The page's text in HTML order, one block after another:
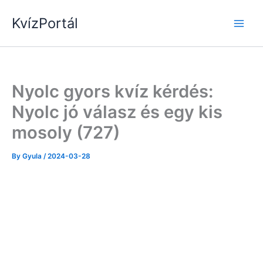
KvízPortál
Nyolc gyors kvíz kérdés:
Nyolc jó válasz és egy kis
mosoly (727)
By Gyula /2024-03-28